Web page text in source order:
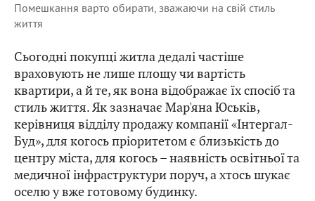
Помешкання варто обирати, зважаючи на свій стиль
життя
Сьогодні покупці житла дедалі частіше
враховують не лише площу чи вартість
квартири, а й те, як вона відображає їх спосіб та
стиль життя. Як зазначає Мар'яна Юськів,
керівниця відділу продажу компанії «Інтергал-
Буд», для когось пріоритетом є близькість до
центру міста, для когось – наявність освітньої та
медичної інфраструктури поруч, а хтось шукає
оселю у вже готовому будинку.